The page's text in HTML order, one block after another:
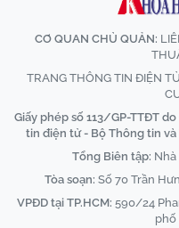
CƠ QUAN CHỦ QUẢN:
TRANG THÔNG TIN ĐIỆN
Giấy phép số 113/GP-TTĐT
tin điện tử - Bộ Thông tin
Tổng Biên tập:
Tòa soạn: Số 70 Trần
VPĐD tại TP.HCM: 590/24
phố